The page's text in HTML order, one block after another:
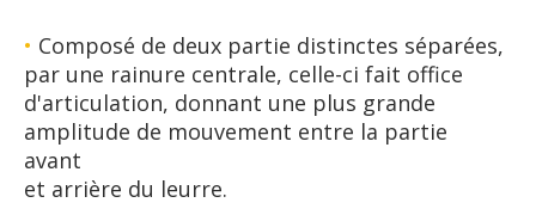
• Composé de deux partie distinctes séparées,
par une rainure centrale, celle-ci fait office
d'articulation, donnant une plus grande
amplitude de mouvement entre la partie
avant
et arrière du leurre.